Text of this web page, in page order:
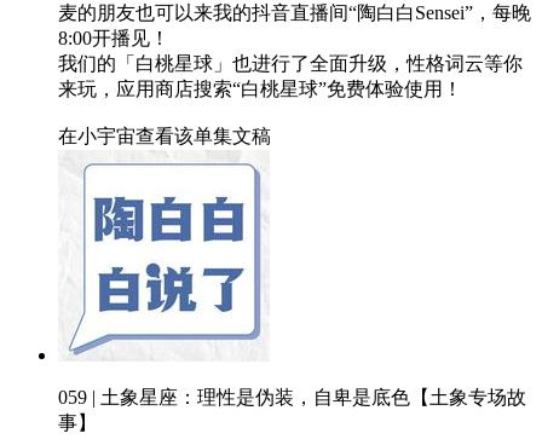
麦的朋友也可以来我的抖音直播间“陶白白Sensei”，每晚
8:00开播见！
我们的「白桃星球」也进行了全面升级，性格词云等你
来玩，应用商店搜索“白桃星球”免费体验使用！
在小宇宙查看该单集文稿
059 | 土象星座：理性是伪装，自卑是底色【土象专场故
事】